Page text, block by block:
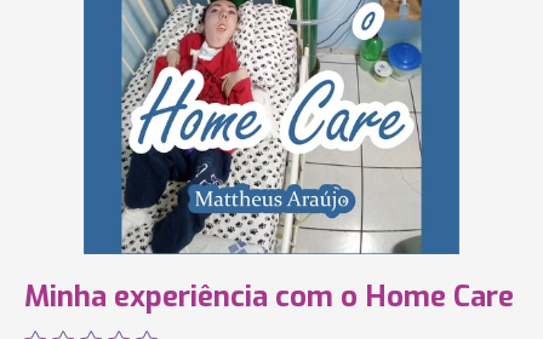
Minha experiência com o Home Care